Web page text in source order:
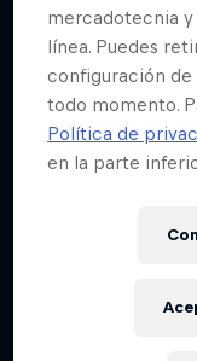
Red Bull
2026
Lima, Peru
mercadotecnia
línea. Puedes
configuración de
todo momento.
Política de
en la parte